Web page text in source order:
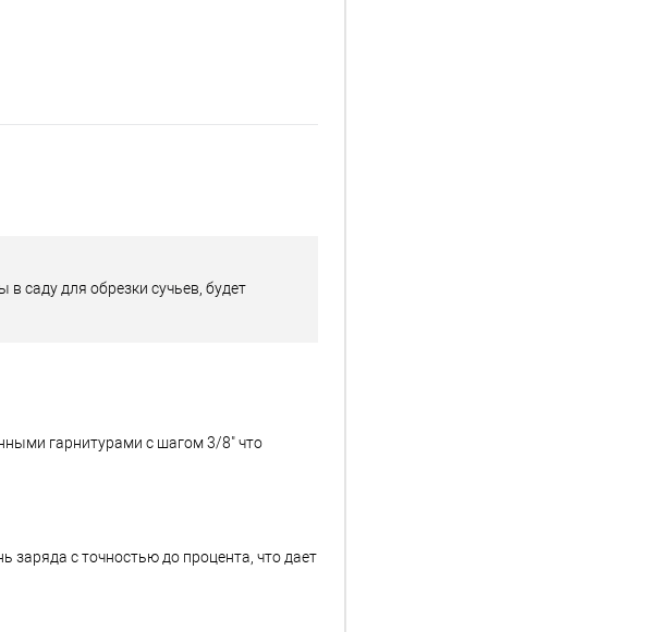
саду для обрезки сучьев, будет
гарнитурами с шагом 3/8" что
заряда с точностью до процента, что дает